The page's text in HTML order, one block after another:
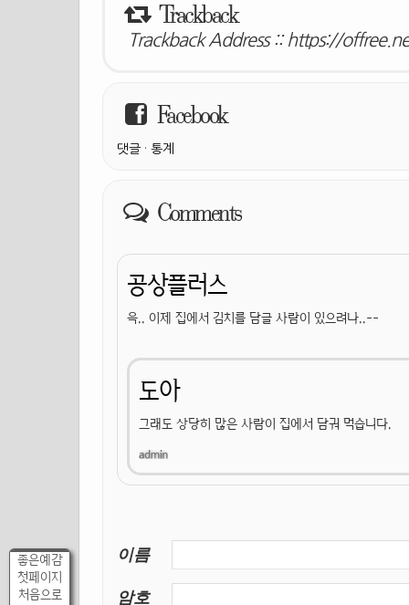
좋은예감
첫페이지
처음으로
Trackback
Trackback Address :: https://
Facebook
댓글 · 통계
Comments
공상플러스
윽.. 이제 집에서 김치를 담글 사람이 있으려나..--
도아
그래도 상당히 많은 사람이 집에서 담궈 먹습니다.
이름
암호